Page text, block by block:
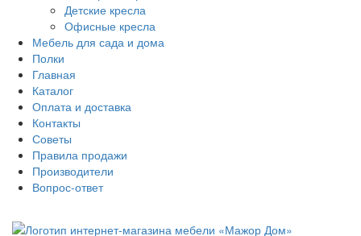
Детские кресла
Офисные кресла
Мебель для сада и дома
Полки
Главная
Каталог
Оплата и доставка
Контакты
Советы
Правила продажи
Производители
Вопрос-ответ